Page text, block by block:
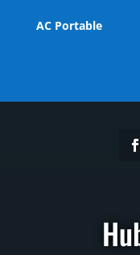
AC Portable